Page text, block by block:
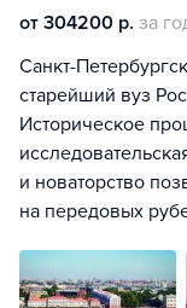
от 304200 р. за
Санкт-
старейший вуз
Историческое
и новаторство
на передовых